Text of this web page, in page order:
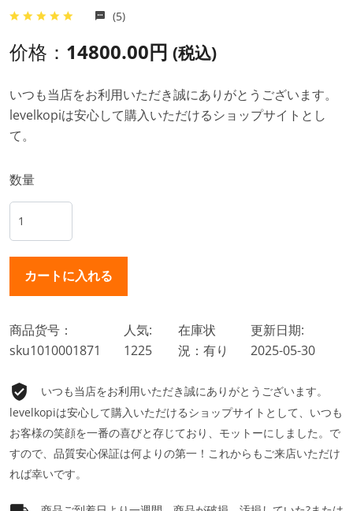
(5)
价格： 14800.00円 (税込)
いつも当店をお利用いただき誠にありがとうございます。
levelkopiは安心して購入いただけるショップサイトとし
て。
数量
商品货号：
sku1010001871
人気:
1225
在庫状
況：有り
更新日期:
2025-05-30
いつも当店をお利用いただき誠にありがとうございます。
levelkopiは安心して購入いただけるショップサイトとして、いつも
お客様の笑顔を一番の喜びと存じており、モットーにしました。で
すので、品質安心保証は何よりの第一！これからもご来店いただけ
れば幸いです。